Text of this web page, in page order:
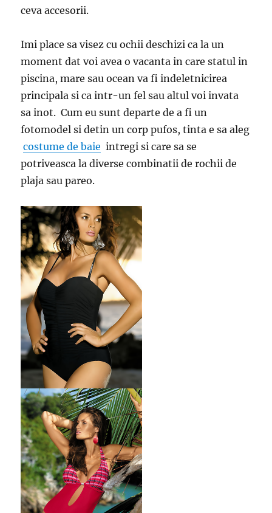
ceva accesorii.
Imi place sa visez cu ochii deschizi ca la un
moment dat voi avea o vacanta in care statul in
piscina, mare sau ocean va fi indeletnicirea
principala si ca intr-un fel sau altul voi invata
sa inot. Cum eu sunt departe de a fi un
fotomodel si detin un corp pufos, tinta e sa aleg
costume de baie intregi si care sa se
potriveasca la diverse combinatii de rochii de
plaja sau pareo.